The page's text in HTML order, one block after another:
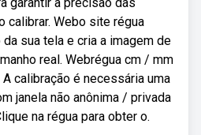
calibrar. Webo site régua
sua tela e cria a imagem de
real. Webrégua cm / mm
calibração é necessária uma
janela não anônima / privada
na régua para obter o.